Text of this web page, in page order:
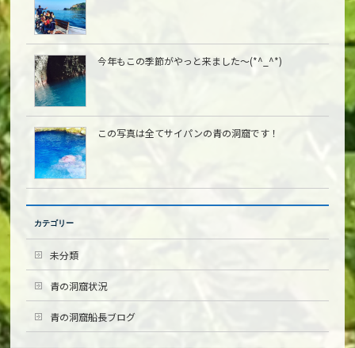
今年もこの季節がやっと来ました〜(*^_^*)
この写真は全てサイパンの青の洞窟です！
カテゴリー
未分類
青の洞窟状況
青の洞窟船長ブログ